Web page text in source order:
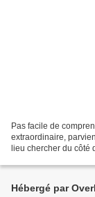
Pas facile de
extraordinaire,
lieu chercher du côté
Hébergé par